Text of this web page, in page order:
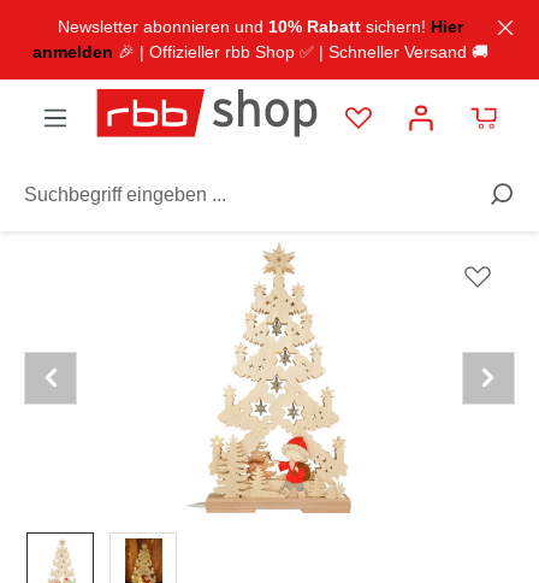
springen
Newsletter abonnieren und 10% Rabattsichern! Hier
anmelden 🎉 | Offizieller rbb Shop ✅ | Schneller Versand 🚚
TV & Radio Unser Sandmännchen